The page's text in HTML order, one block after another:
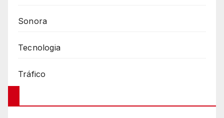
Sonora
Tecnologia
Tráfico